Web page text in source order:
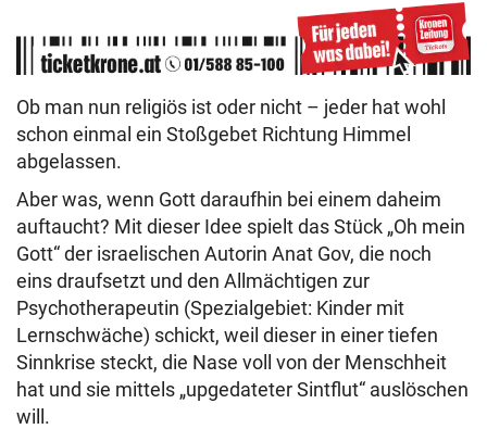
Ob man nun religiös ist oder nicht – jeder hat wohl
schon einmal ein Stoßgebet Richtung Himmel
abgelassen.
Aber was, wenn Gott daraufhin bei einem daheim
auftaucht? Mit dieser Idee spielt das Stück „Oh mein
Gott“ der israelischen Autorin Anat Gov, die noch
eins draufsetzt und den Allmächtigen zur
Psychotherapeutin (Spezialgebiet: Kinder mit
Lernschwäche) schickt, weil dieser in einer tiefen
Sinnkrise steckt, die Nase voll von der Menschheit
hat und sie mittels „upgedateter Sintflut“ auslöschen
will.